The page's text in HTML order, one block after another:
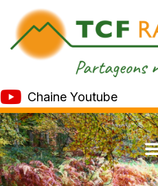
Chaine Youtube